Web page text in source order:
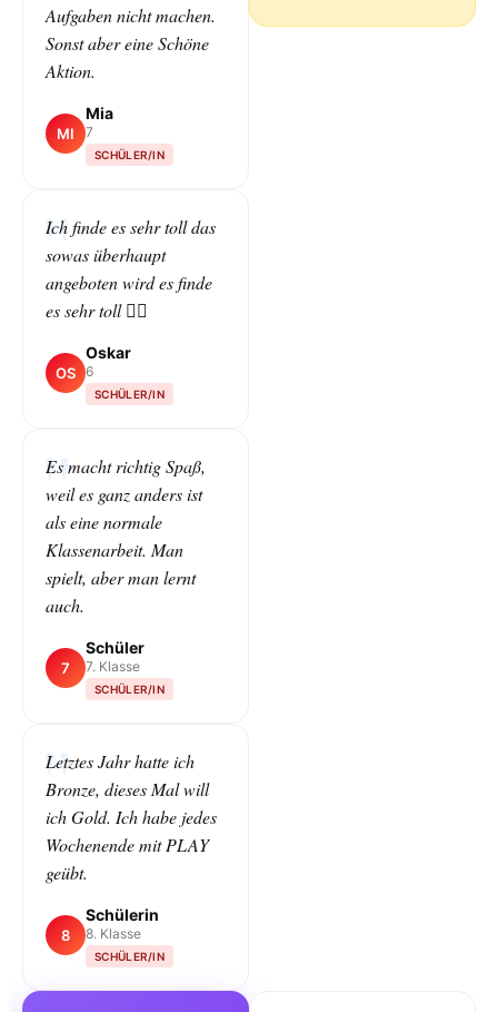
Aufgaben nicht machen.
Sonst aber eine Schöne
Aktion.
MI
Mia
7
SCHÜLER/IN
Ich finde es sehr toll das
sowas überhaupt
angeboten wird es finde
es sehr toll 👌🏻
OS
Oskar
6
SCHÜLER/IN
Es macht richtig Spaß,
weil es ganz anders ist
als eine normale
Klassenarbeit. Man
spielt, aber man lernt
auch.
7
Schüler
7. Klasse
SCHÜLER/IN
Letztes Jahr hatte ich
Bronze, dieses Mal will
ich Gold. Ich habe jedes
Wochenende mit PLAY
geübt.
8
Schülerin
8. Klasse
SCHÜLER/IN